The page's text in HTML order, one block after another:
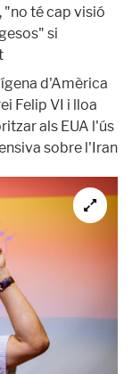
"no té cap visió
si
d'Amèrica
Felip VI i lloa
als EUA l'ús
sobre l'Iran